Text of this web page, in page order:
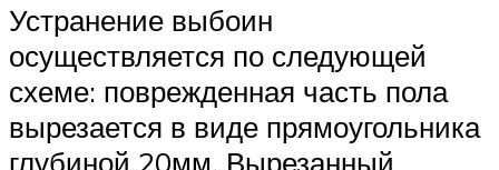
Устранение выбоин
осуществляется по следующей
схеме: поврежденная часть пола
вырезается в виде прямоугольника
глубиной 20мм. Вырезанный